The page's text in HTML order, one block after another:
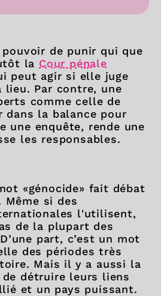
pouvoir de punir qui que
la Cour pénale
peut agir si elle juge
lieu. Par contre, une
comme celle de
dans la balance pour
une enquête, rende une
les responsables.
«génocide» fait débat
Même si des
l'utilisent,
de la plupart des
part, c’est un mot
des périodes très
Mais il y a aussi la
détruire leurs liens
et un pays puissant.